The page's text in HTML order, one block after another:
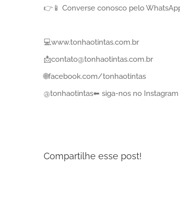
👉📱 Converse conosco pelo
💻www.tonhaotintas.com.br⠀
📩contato@tonhaotintas.com.br⠀
🌐facebook.com/tonhaotintas⠀
@tonhaotintas⬅ siga-nos no Instagram
Compartilhe esse post!